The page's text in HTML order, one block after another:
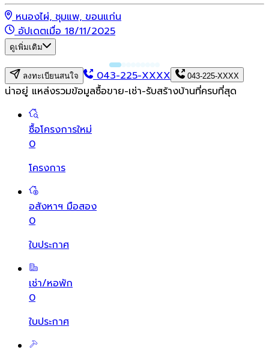
หนองไผ่, ชุมแพ, ขอนแก่น
อัปเดตเมื่อ 18/11/2025
ดูเพิ่มเติม
ลงทะเบียนสนใจ 043-225-XXXX 043-225-XXXX
น่าอยู่ แหล่งรวมข้อมูลซื้อขาย-เช่า-รับสร้างบ้านที่ครบที่สุด
ซื้อโครงการใหม่
0
โครงการ
อสังหาฯ มือสอง
0
ใบประกาศ
เช่า/หอพัก
0
ใบประกาศ